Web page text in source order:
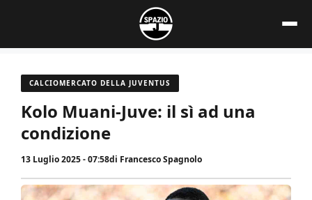
contenuto
CALCIOMERCATO DELLA JUVENTUS
Kolo Muani-Juve: il sì ad una
condizione
13 Luglio 2025 - 07:58di Francesco Spagnolo